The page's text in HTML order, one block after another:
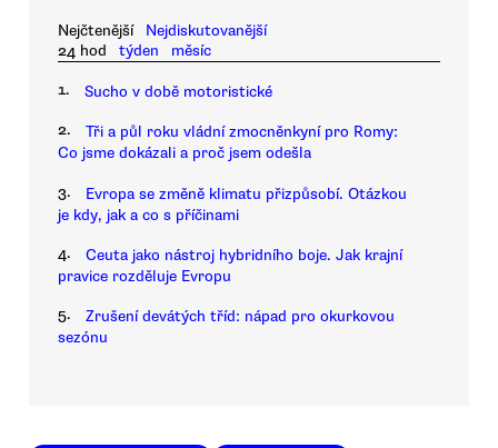
Nejčtenější
Nejdiskutovanější
24 hod
týden měsíc
1. Sucho v době motoristické
2.
Tři a půl roku vládní zmocněnkyní pro Romy:
Co jsme dokázali a proč jsem odešla
3.
Evropa se změně klimatu přizpůsobí. Otázkou
je kdy, jak a co s příčinami
4.
Ceuta jako nástroj hybridního boje. Jak krajní
pravice rozděluje Evropu
5.
Zrušení devátých tříd: nápad pro okurkovou
sezónu